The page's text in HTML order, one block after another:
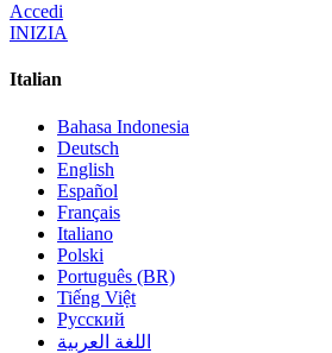
Accedi
INIZIA
Italian
Bahasa Indonesia
Deutsch
English
Español
Français
Italiano
Polski
Português (BR)
Tiếng Việt
Русский
اللغة العربية